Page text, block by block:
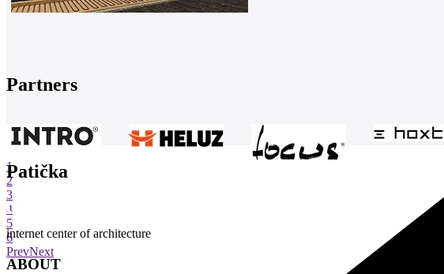
Partners
1
2
3
4
5
6
PrevNext
Patička
internet center of architecture
ABOUT